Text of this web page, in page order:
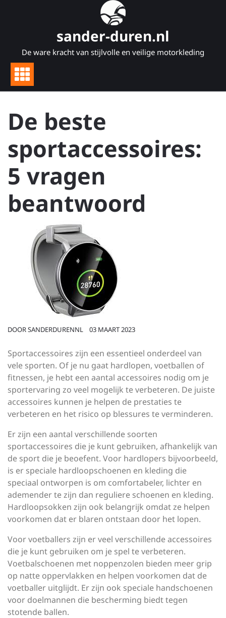
sander-duren.nl
De ware kracht van stijlvolle en veilige motorkleding
De beste
sportaccessoires:
5 vragen
beantwoord
DOORSANDERDURENNL 03 MAART 2023
Sportaccessoires zijn een essentieel onderdeel van
vele sporten. Of je nu gaat hardlopen, voetballen of
fitnessen, je hebt een aantal accessoires nodig om je
sportervaring zo veel mogelijk te verbeteren. De juiste
accessoires kunnen je helpen de prestaties te
verbeteren en het risico op blessures te verminderen.
Er zijn een aantal verschillende soorten
sportaccessoires die je kunt gebruiken, afhankelijk van
de sport die je beoefent. Voor hardlopers bijvoorbeeld,
is er speciale hardloopschoenen en kleding die
speciaal ontworpen is om comfortabeler, lichter en
ademender te zijn dan reguliere schoenen en kleding.
Hardloopsokken zijn ook belangrijk omdat ze helpen
voorkomen dat er blaren ontstaan door het lopen.
Voor voetballers zijn er veel verschillende accessoires
die je kunt gebruiken om je spel te verbeteren.
Voetbalschoenen met noppenzolen bieden meer grip
op natte oppervlakken en helpen voorkomen dat de
voetballer uitglijdt. Er zijn ook speciale handschoenen
voor doelmannen die bescherming biedt tegen
stotende ballen.